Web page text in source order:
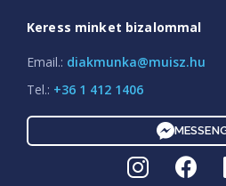
Keress minket bizalommal
Email.: diakmunka@muisz.hu
Tel.: +36 1 412 1406